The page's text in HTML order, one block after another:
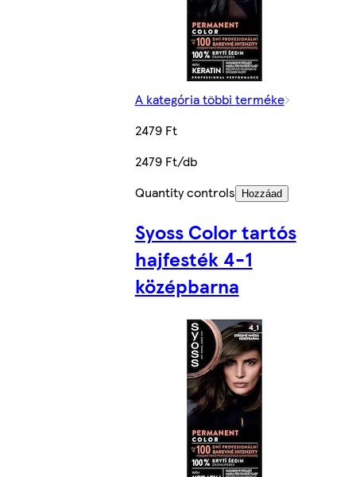
A kategória többi terméke
2479 Ft
2479 Ft/db
Quantity controls
Hozzáad
Syoss Color tartós
hajfesték 4-1
középbarna